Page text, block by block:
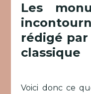
Les
rédigé par
classique
Voici donc ce